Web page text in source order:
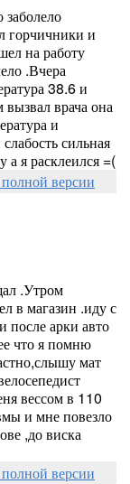
заболело
горчичники и
на работу
.Вчера
38.6 и
врача она
и
сильная
а я расклеился =(
версии
.Утром
в магазин .иду с
после арки авто
что я помню
мат
вессом в 110
и мне повезло
,до виска
версии